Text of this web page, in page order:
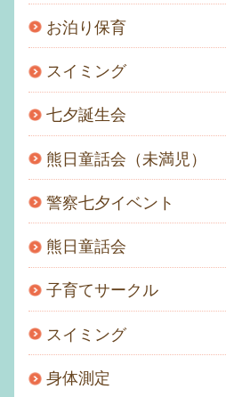
お泊り保育
スイミング
七夕誕生会
熊日童話会（未満児）
警察七夕イベント
熊日童話会
子育てサークル
スイミング
身体測定